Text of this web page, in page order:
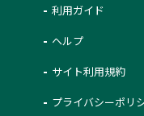
利用ガイド
ヘルプ
サイト利用規約
プライバシーポリ